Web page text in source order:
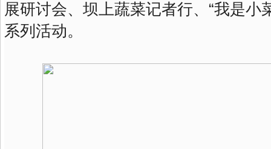
展研讨会、坝上蔬菜记者行、“我是小
系列活动。